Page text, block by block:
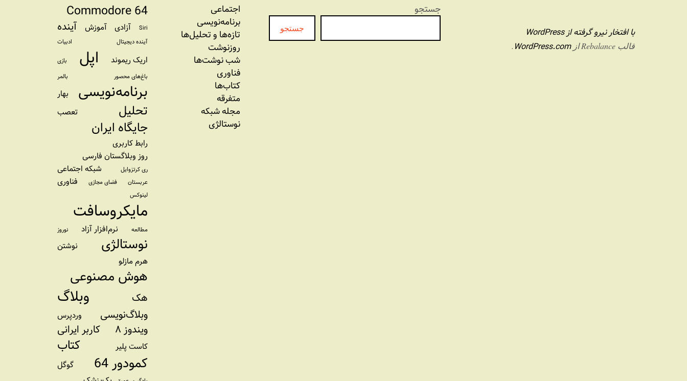
جستجو
جستجو
اجتماعی
برنامه‏‌نویسی
تازه‌‌ها و تحلیل‌ها
روزنوشت
شب نوشت‌ها
فناوری
کتاب‌ها
متفرقه
مجله شبکه
نوستالژی
Commodore 64
Siri آزادی آموزش آینده
آینده دیجیتال ادبیات
اریک ریموند اپل
بازی
باغ‌های محصور
بالمر
برنامه‌نویسی بهار
تحلیل تعصب
جایگاه ایران
رابط کاربری
روز وبلاگستان فارسی
ری کرتزوایل شبکه اجتماعی
عربستان فضای مجازی فناوری
لینوکس
مایکروسافت
مطالعه نرم‌افزار آزاد نوروز
نوستالژی
نوشتن
هرم مازلو
هوش مصنوعی
هک وبلاگ
وبلاگ‌نویسی وردپرس
ویندوز ۸ کاربر ایرانی
کاست پلیر کتاب
کمودور 64 گوگل
با افتخار نیرو گرفته از WordPress
قالب Rebalance از WordPress.com
.